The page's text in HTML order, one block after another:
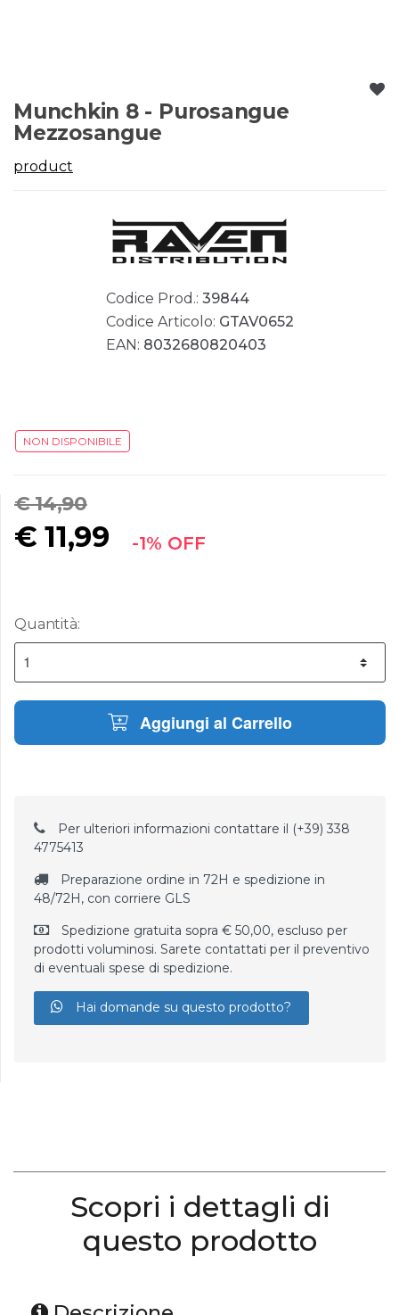
Munchkin 8 - Purosangue
Mezzosangue
product
Codice Prod.: 39844
Codice Articolo: GTAV0652
EAN: 8032680820403
NON DISPONIBILE
€ 14,90
€11,99 -1% OFF
Quantità:
Aggiungi al Carrello
Per ulteriori informazioni contattare il (+39) 338
4775413
Preparazione ordine in 72H e spedizione in
48/72H, con corriere GLS
Spedizione gratuita sopra € 50,00, escluso per
prodotti voluminosi. Sarete contattati per il preventivo
di eventuali spese di spedizione.
Hai domande su questo prodotto?
Scopri i dettagli di
questo prodotto